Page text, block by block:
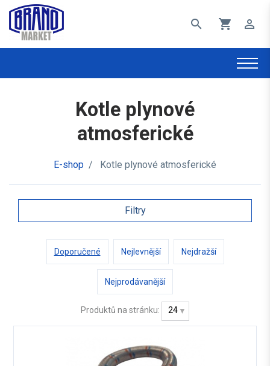
search shopping_cart perm_identity
Kotle plynové
atmosferické
E-shop / Kotle plynové atmosferické
Filtry
Doporučené Nejlevnější Nejdražší
Nejprodávanější
Produktů na stránku: 24